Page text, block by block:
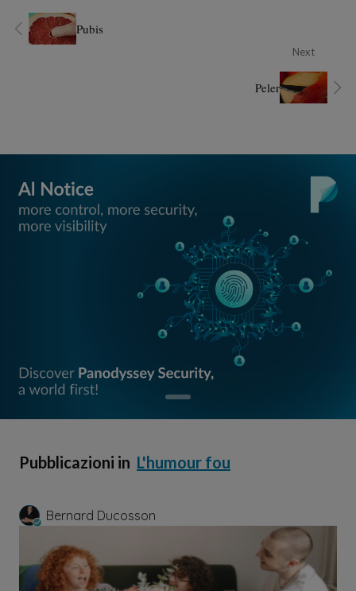
Pubis
Next
Peler
Pubblicazioni in L'humour fou
Bernard Ducosson